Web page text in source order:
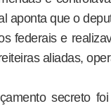
aponta que o
federais e
aliadas,
secreto